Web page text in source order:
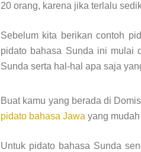
20 orang, karena jika terlalu
Sebelum kita berikan contoh
pidato bahasa Sunda ini mulai
Sunda serta hal-hal apa saja
Buat kamu yang berada di
pidato bahasa Jawa yang
Untuk pidato bahasa Sunda